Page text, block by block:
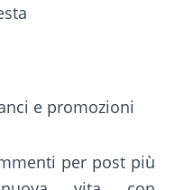
e promozioni
per post più